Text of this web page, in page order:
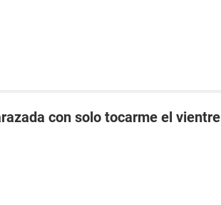
con solo tocarme el vientre